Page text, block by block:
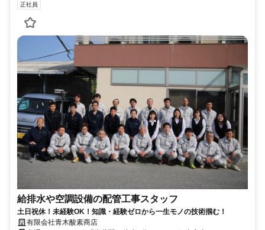
正社員
給排水や空調設備の配管工事スタッフ
土日祝休！未経験OK！知識・経験ゼロから一生モノの技術掴む！
有限会社青木酸素商店